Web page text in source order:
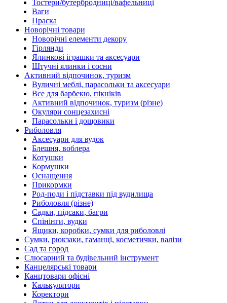
Тостери/бутербродниці/вафельниці
Ваги
Праска
Новорічні товари
Новорічні елементи декору
Гірлянди
Ялинкові іграшки та аксесуари
Штучні ялинки і сосни
Активний відпочинок, туризм
Вуличні меблі, парасольки та аксесуари
Все для барбекю, пікніків
Активний відпочинок, туризм (різне)
Окуляри сонцезахисні
Парасольки і дощовики
Риболовля
Аксесуари для вудок
Блешня, воблера
Котушки
Кормушки
Оснащення
Прикормки
Род-поди і підставки під вудилища
Риболовля (різне)
Садки, підсаки, багри
Спінінги, вудки
Ящики, коробки, сумки для риболовлі
Сумки, рюкзаки, гаманці, косметички, валізи
Сад та город
Слюсарний та будівельний інструмент
Канцелярські товари
Канцтовари офісні
Калькулятори
Коректори